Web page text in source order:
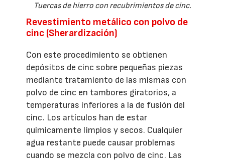
Tuercas de hierro con recubrimientos de cinc.
Revestimiento metálico con polvo de
cinc (Sherardización)
Con este procedimiento se obtienen
depósitos de cinc sobre pequeñas piezas
mediante tratamiento de las mismas con
polvo de cinc en tambores giratorios, a
temperaturas inferiores a la de fusión del
cinc. Los artículos han de estar
químicamente limpios y secos. Cualquier
agua restante puede causar problemas
cuando se mezcla con polvo de cinc. Las